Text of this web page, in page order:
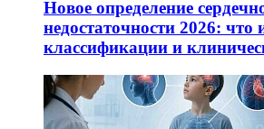
Новое определение
недостаточности 2026: что
классификации и